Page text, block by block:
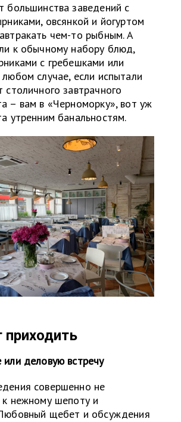
большинства заведений с
овсянкой и йогуртом
чем-то рыбным. А
к обычному набору блюд,
с гребешками или
случае, если испытали
столичного завтрачного
– вам в «Черноморку», вот уж
утренним банальностям.
приходить
деловую встречу
совершенно не
к нежному шепоту и
щебет и обсуждения